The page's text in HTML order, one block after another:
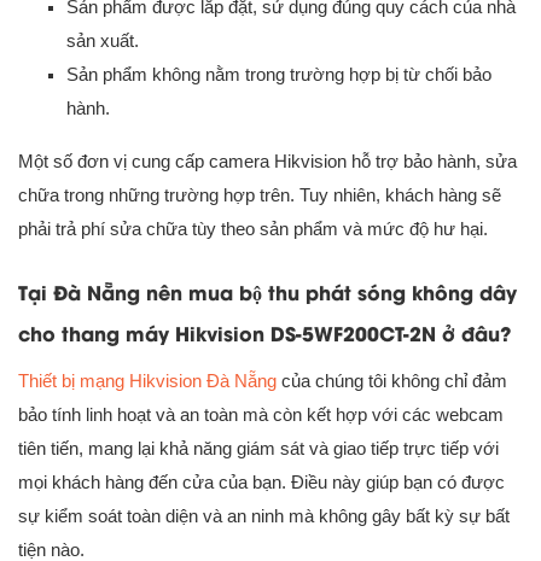
Sản phẩm được lắp đặt, sử dụng đúng quy cách của nhà
sản xuất.
Sản phẩm không nằm trong trường hợp bị từ chối bảo
hành.
Một số đơn vị cung cấp camera Hikvision hỗ trợ bảo hành, sửa
chữa trong những trường hợp trên. Tuy nhiên, khách hàng sẽ
phải trả phí sửa chữa tùy theo sản phẩm và mức độ hư hại.
Tại Đà Nẵng nên mua bộ thu phát sóng không dây
cho thang máy Hikvision DS-5WF200CT-2N ở đâu?
Thiết bị mạng Hikvision Đà Nẵng của chúng tôi không chỉ đảm
bảo tính linh hoạt và an toàn mà còn kết hợp với các webcam
tiên tiến, mang lại khả năng giám sát và giao tiếp trực tiếp với
mọi khách hàng đến cửa của bạn. Điều này giúp bạn có được
sự kiểm soát toàn diện và an ninh mà không gây bất kỳ sự bất
tiện nào.